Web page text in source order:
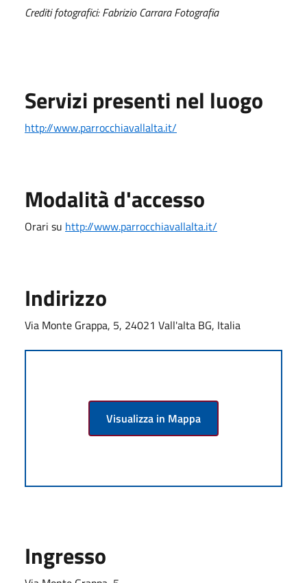
Crediti fotografici: Fabrizio Carrara Fotografia
Servizi presenti nel luogo
http://www.parrocchiavallalta.it/
Modalità d'accesso
Orari su http://www.parrocchiavallalta.it/
Indirizzo
Via Monte Grappa, 5, 24021 Vall'alta BG, Italia
Visualizza in Mappa
Ingresso